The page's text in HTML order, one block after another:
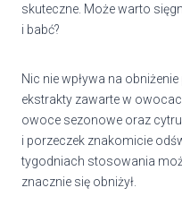
skuteczne. Może warto
i babć?
Nic nie wpływa na
ekstrakty zawarte w
owoce sezonowe oraz
i porzeczek znakomicie
tygodniach stosowania
znacznie się obniżył.